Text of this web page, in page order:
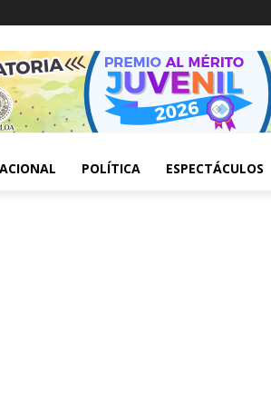
POLÍTICA ESPECTÁCULOS